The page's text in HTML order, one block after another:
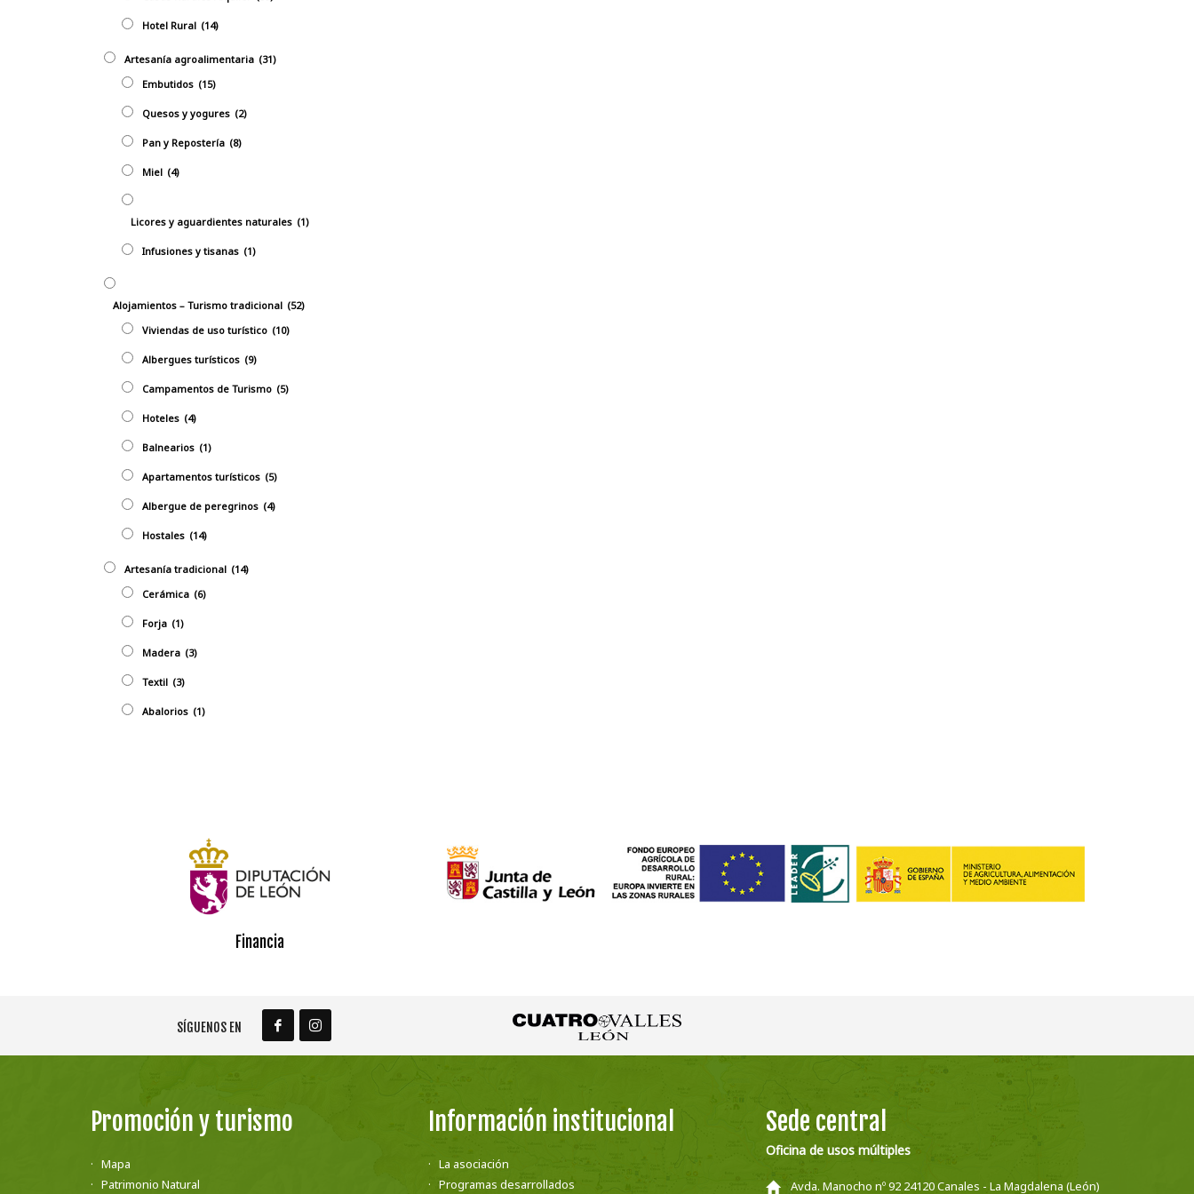
Hotel Rural (14)
Artesanía agroalimentaria (31)
Embutidos (15)
Quesos y yogures (2)
Pan y Repostería (8)
Miel (4)
Licores y aguardientes naturales (1)
Infusiones y tisanas (1)
Alojamientos – Turismo tradicional (52)
Viviendas de uso turístico (10)
Albergues turísticos (9)
Campamentos de Turismo (5)
Hoteles (4)
Balnearios (1)
Apartamentos turísticos (5)
Albergue de peregrinos (4)
Hostales (14)
Artesaní­a tradicional (14)
Cerámica (6)
Forja (1)
Madera (3)
Textil (3)
Abalorios (1)
Financia
SÍGUENOS EN
Promoción y turismo
Mapa
Patrimonio Natural
Información institucional
La asociación
Programas desarrollados
Sede central
Oficina de usos múltiples
Avda. Manocho nº 92 24120 Canales - La Magdalena (León)